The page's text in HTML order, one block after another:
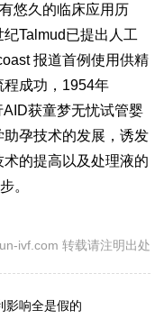
悠久的临床应用历
纪Talmud已提出人工
报道首例使用供精
程成功，1954年
AID获童梦无忧试管婴
孕技术的发展，诱发
的提高以及处理液的
。
ivf.com 转载请注明出处
影响全是假的